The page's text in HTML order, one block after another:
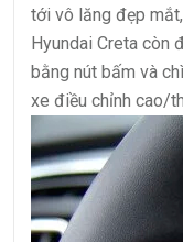
tới vô lăng đẹp
Hyundai Creta còn
bằng nút bấm và
xe điều chỉnh cao/